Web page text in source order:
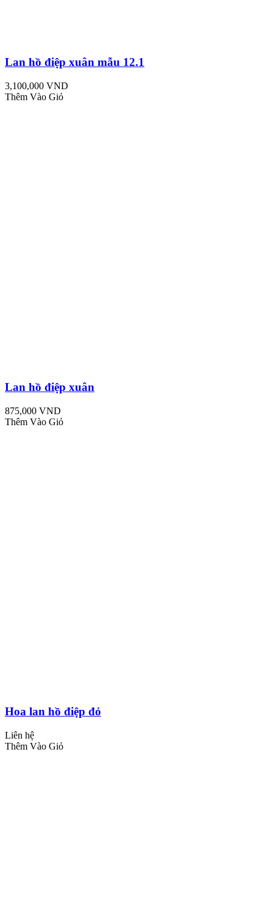
Lan hồ điệp xuân mẫu 12.1
3,100,000 VND
Thêm Vào Giỏ
Lan hồ điệp xuân
875,000 VND
Thêm Vào Giỏ
Hoa lan hồ điệp đỏ
Liên hệ
Thêm Vào Giỏ